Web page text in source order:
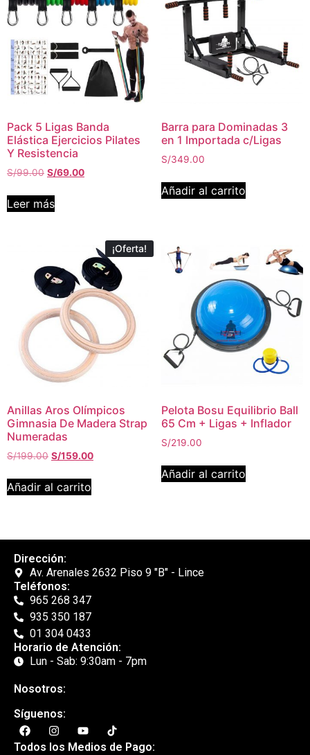
Pack 5 Ligas Banda
Elástica Ejercicios Pilates
Y Resistencia
S/99.00 S/69.00
Leer más
Barra para Dominadas 3
en 1 Importada c/Ligas
S/349.00
Añadir al carrito
¡Oferta!
Anillas Aros Olímpicos
Gimnasia De Madera Strap
Numeradas
S/199.00 S/159.00
Añadir al carrito
Pelota Bosu Equilibrio Ball
65 Cm + Ligas + Inflador
S/219.00
Añadir al carrito
Dirección:
Av. Arenales 2632 Piso 9 "B" - Lince
Teléfonos:
965 268 347
935 350 187
01 304 0433
Horario de Atención:
Lun - Sab: 9:30am - 7pm
Nosotros:
Síguenos:
Todos los Medios de Pago: